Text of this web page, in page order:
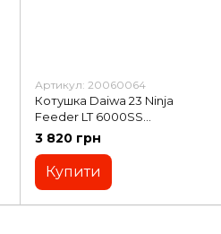
Артикул: 20060064
Котушка Daiwa 23 Ninja
Feeder LT 6000SS
(20060064/2253160)
3 820 грн
Купити